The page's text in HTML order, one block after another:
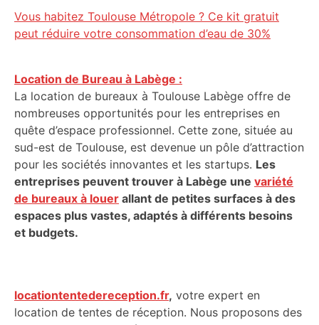
Vous habitez Toulouse Métropole ? Ce kit gratuit
peut réduire votre consommation d’eau de 30%
Location de Bureau à Labège :
La location de bureaux à Toulouse Labège offre de
nombreuses opportunités pour les entreprises en
quête d’espace professionnel. Cette zone, située au
sud-est de Toulouse, est devenue un pôle d’attraction
pour les sociétés innovantes et les startups. Les
entreprises peuvent trouver à Labège une variété
de bureaux à louer allant de petites surfaces à des
espaces plus vastes, adaptés à différents besoins
et budgets.
locationtentedereception.fr, votre expert en
location de tentes de réception. Nous proposons des